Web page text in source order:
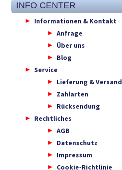
INFO CENTER
Informationen & Kontakt
Anfrage
Über uns
Blog
Service
Lieferung & Versand
Zahlarten
Rücksendung
Rechtliches
AGB
Datenschutz
Impressum
Cookie-Richtlinie